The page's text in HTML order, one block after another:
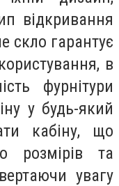
відкривання
скло гарантує
в
фурнітури
у будь-який
кабіну, що
розмірів та
увагу